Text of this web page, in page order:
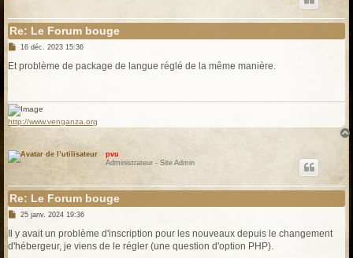
Re: Le Forum bouge
M
s
s
16 déc. 2023 15:36
Et problème de package de langue réglé de la même manière.
http://www.venganza.org
pvu
Administrateur - Site Admin
Re: Le Forum bouge
M
s
s
a
25 janv. 2024 19:36
Il y avait un problème d'inscription pour les nouveaux depuis le changement
d'hébergeur, je viens de le régler (une question d'option PHP).